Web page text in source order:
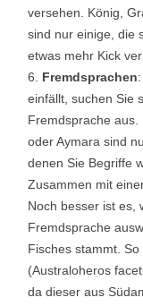
versehen. König,
sind nur einige, die
etwas mehr Kick
Fremdsprachen
einfällt, suchen Sie
Fremdsprache aus.
oder Aymara sind
denen Sie Begriffe
Zusammen mit
Noch besser ist es,
Fremdsprache
Fisches stammt.
(Australoheros
da dieser aus